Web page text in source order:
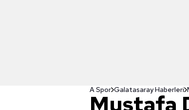
A Spor Galatasaray Haberleri
Mustafa